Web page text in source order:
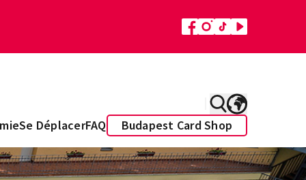
Se DéplacerFAQ Budapest Card Shop